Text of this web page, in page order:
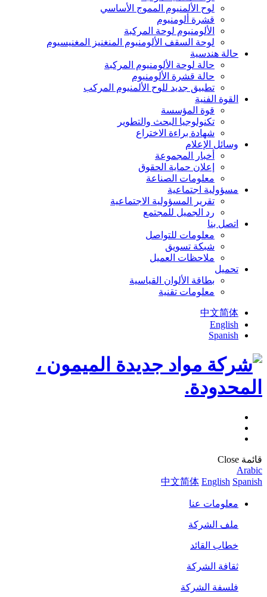
لوح الألمنيوم المموج الأساسي
قشرة ألومنيوم
الألومنيوم لوحة المركبة
لوحة السقف الألومنيوم المنغنيز المغنيسيوم
حالة هندسية
حالة لوحة الألومنيوم المركبة
حالة قشرة الألومنيوم
تطبيق جديد للوح الألمنيوم المركب
القوة الفنية
قوة المؤسسة
تكنولوجيا البحث والتطوير
شهادة براءة الاختراع
وسائل الإعلام
أخبار المجموعة
إعلان حماية الحقوق
معلومات الصناعة
مسؤولية اجتماعية
تقرير المسؤولية الاجتماعية
رد الجميل للمجتمع
اتصل بنا
معلومات للتواصل
شبكة تسويق
ملاحظات العميل
تحميل
بطاقة الألوان القياسية
معلومات تقنية
中文简体
English
Spanish
قائمة Close
Arabic
中文简体 English Spanish
معلومات عنا
ملف الشركة
خطاب القائد
ثقافة الشركة
فلسفة الشركة